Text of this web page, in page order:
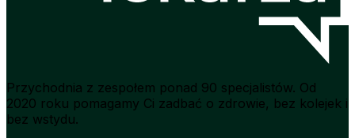
Przychodnia z zespołem ponad 90 specjalistów. Od
2020 roku pomagamy Ci zadbać o zdrowie, bez kolejek i
bez wstydu.